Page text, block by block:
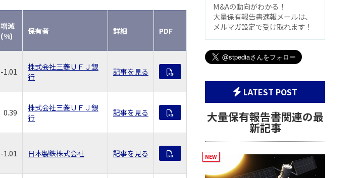
増減
(%)
保有者 詳細 PDF
-1.01
株式会社三菱ＵＦＪ銀
行
記事を見る
0.39
株式会社三菱ＵＦＪ銀
行
記事を見る
-1.01 日本製鉄株式会社 記事を見る
M&Aの動向がわかる！
大量保有報告書速報メールは、
メルマガ設定で受け取れます！
LATEST POST
大量保有報告書関連の最
新記事